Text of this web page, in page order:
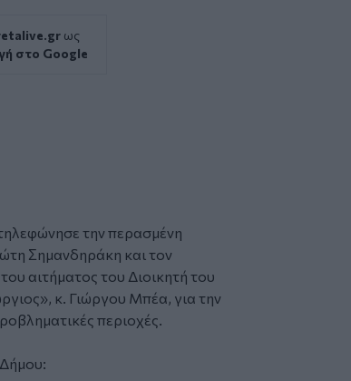
ως
στο Google
την περασμένη
Ʃημανδηράκη και τον
αιτήματος του Διοικητή του
κ. Γιώργου Μπέα, για την
περιοχές.